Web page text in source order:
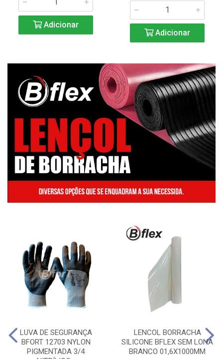
Adicionar
Adicionar
LUVA DE SEGURANÇA
BFORT 12703 NYLON
PIGMENTADA 3/4
LENCOL BORRACHA
SILICONE BFLEX SEM LONA
BRANCO 01,6X1000MM